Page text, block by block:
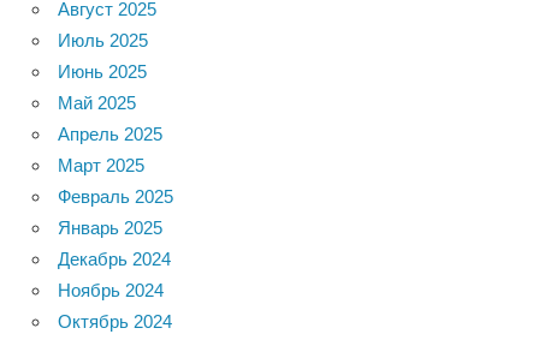
Август 2025
Июль 2025
Июнь 2025
Май 2025
Апрель 2025
Март 2025
Февраль 2025
Январь 2025
Декабрь 2024
Ноябрь 2024
Октябрь 2024